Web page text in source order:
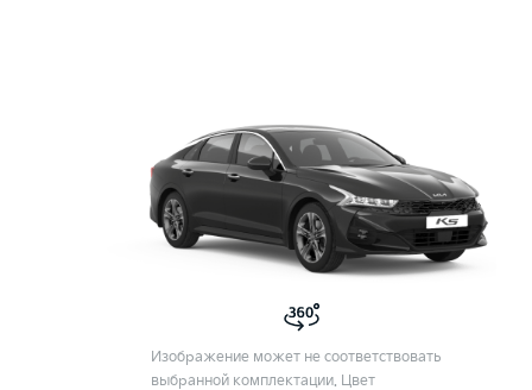
Изображение может не соответствовать
выбранной комплектации. Цвет